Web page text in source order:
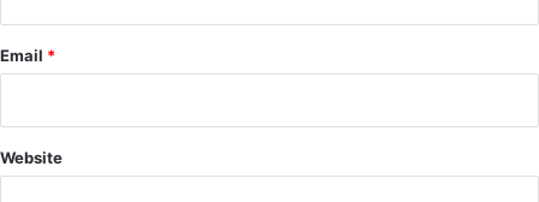
Email *
Website